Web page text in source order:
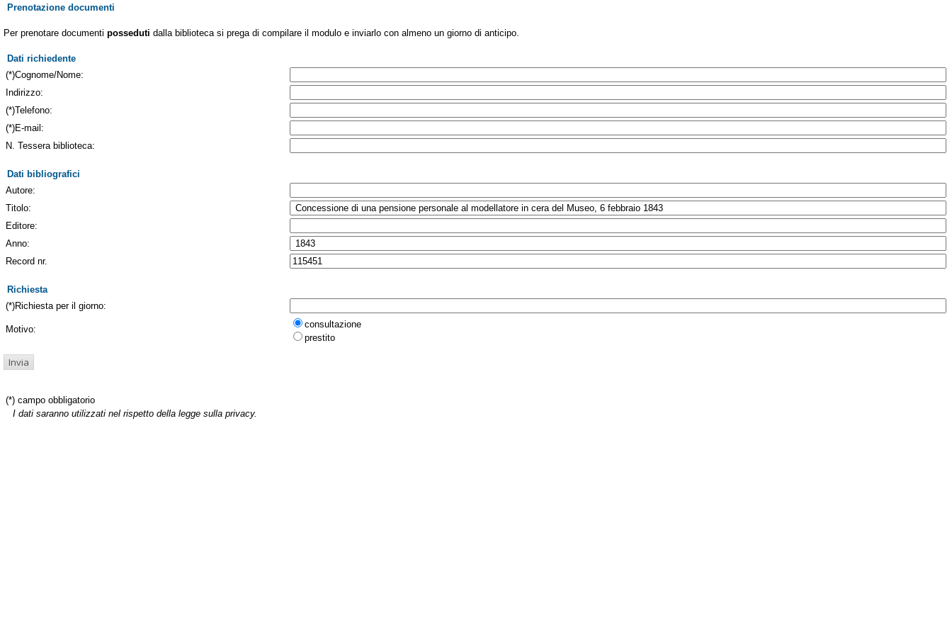
Prenotazione documenti
Per prenotare documenti posseduti dalla biblioteca si prega di compilare il modulo e inviarlo con almeno un giorno di anticipo.
Dati richiedente
(*)Cognome/Nome:
Indirizzo:
(*)Telefono:
(*)E-mail:
N. Tessera biblioteca:
Dati bibliografici
Autore:
Titolo:
Editore:
Anno:
Record nr.
Richiesta
(*)Richiesta per il giorno:
Motivo:
consultazione
prestito
(*) campo obbligatorio
I dati saranno utilizzati nel rispetto della legge sulla privacy.